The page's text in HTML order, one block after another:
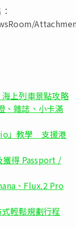
上列車景點攻略
、雜誌、小卡滿
」教學 支援港
獲得 Passport /
、Flux.2 Pro
輕鬆規劃行程